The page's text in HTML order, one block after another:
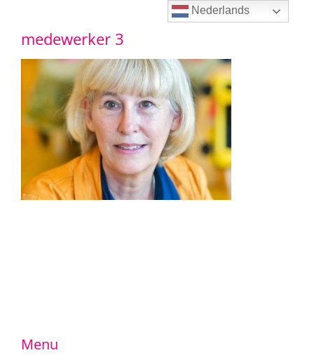
naar
inhoud
medewerker 3
Menu
Nederlands